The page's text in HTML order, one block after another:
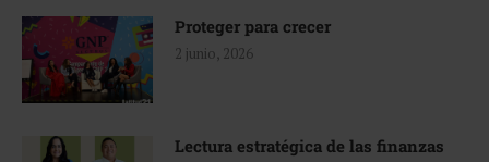
Proteger para crecer
2 junio, 2026
Lectura estratégica de las finanzas